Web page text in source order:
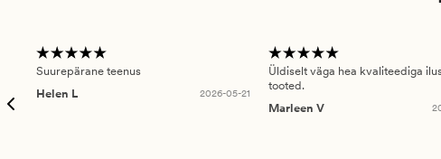
Suurepärane teenus
Helen L
2026-05-21
Üldiselt väga hea kvaliteediga
tooted.
Marleen V